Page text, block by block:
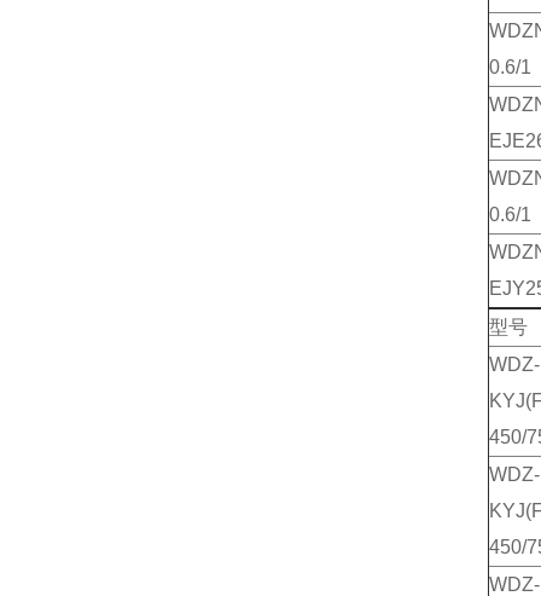
0.6/1
0.6/1
型号
WDZ-
450/
WDZ-
450/
WDZ-